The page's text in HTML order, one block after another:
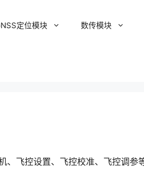
定位模块 数传模块
、飞控设置、飞控校准、飞控调参